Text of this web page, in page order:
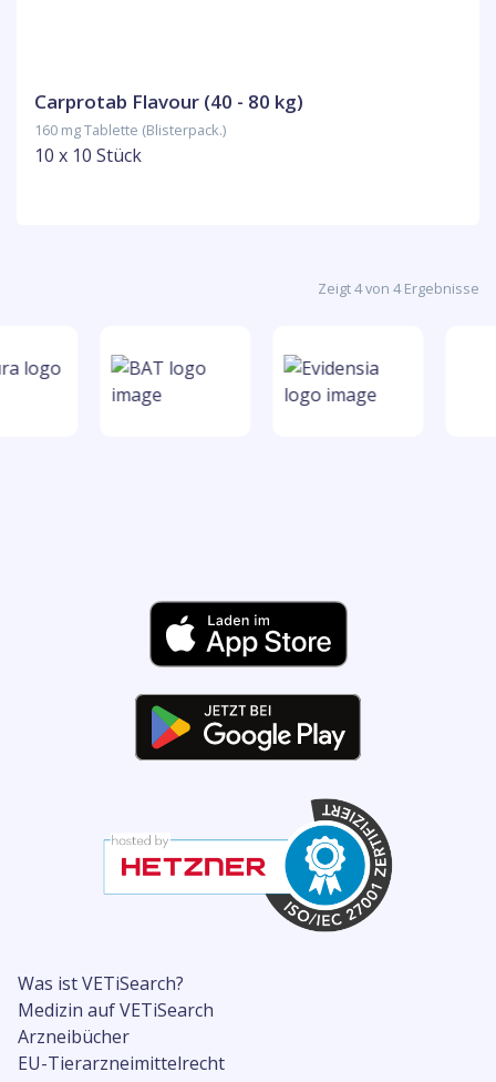
Carprotab Flavour (40 - 80 kg)
160 mg Tablette (Blisterpack.)
10 x 10 Stück
Zeigt 4 von 4 Ergebnisse
Was ist VETiSearch?
Medizin auf VETiSearch
Arzneibücher
EU-Tierarzneimittelrecht